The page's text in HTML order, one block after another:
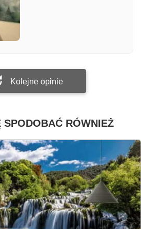
Kolejne opinie
SPODOBAĆ RÓWNIEŻ